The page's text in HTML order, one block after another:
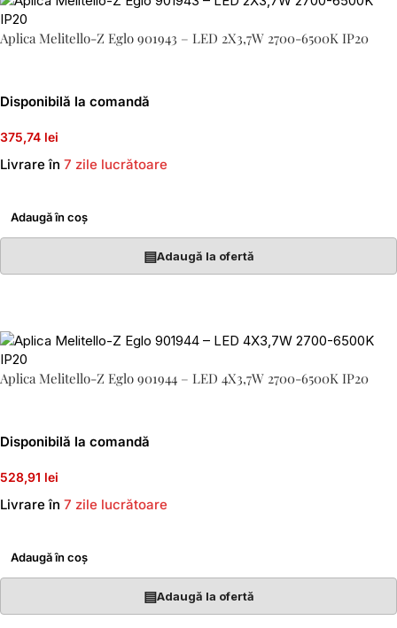
Aplica Melitello-Z Eglo 901943 – LED 2X3,7W 2700-6500K IP20
Disponibilă la comandă
375,74 lei
Livrare în 7 zile lucrătoare
Adaugă în coș
▤Adaugă la ofertă
Aplica Melitello-Z Eglo 901944 – LED 4X3,7W 2700-6500K IP20
Disponibilă la comandă
528,91 lei
Livrare în 7 zile lucrătoare
Adaugă în coș
▤Adaugă la ofertă